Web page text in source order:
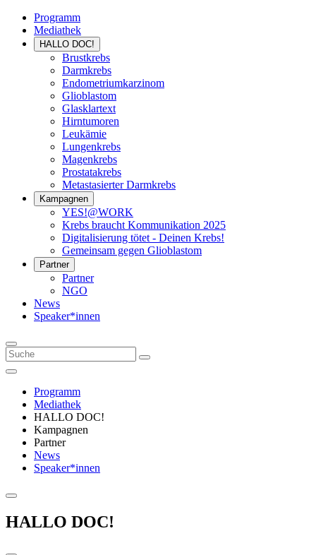
Programm
Mediathek
HALLO DOC!
Brustkrebs
Darmkrebs
Endometriumkarzinom
Glioblastom
Glasklartext
Hirntumoren
Leukämie
Lungenkrebs
Magenkrebs
Prostatakrebs
Metastasierter Darmkrebs
Kampagnen
YES!@WORK
Krebs braucht Kommunikation 2025
Digitalisierung tötet - Deinen Krebs!
Gemeinsam gegen Glioblastom
Partner
Partner
NGO
News
Speaker*innen
Programm
Mediathek
HALLO DOC!
Kampagnen
Partner
News
Speaker*innen
HALLO DOC!